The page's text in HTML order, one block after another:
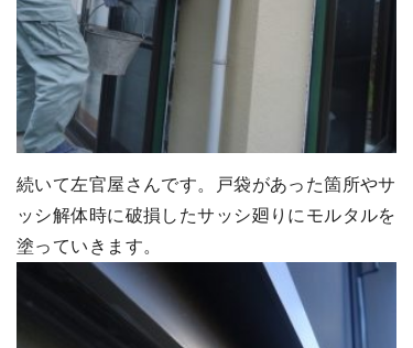
続いて左官屋さんです。戸袋があった箇所やサ
ッシ解体時に破損したサッシ廻りにモルタルを
塗っていきます。